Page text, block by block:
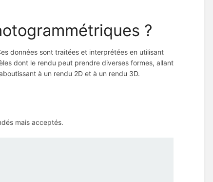
?
données sont traitées et interprétées en utilisant
dont le rendu peut prendre diverses formes, allant
à un rendu 2D et à un rendu 3D.
mais acceptés.